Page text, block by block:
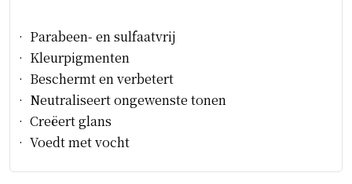
• Parabeen- en sulfaatvrij
• Kleurpigmenten
• Beschermt en verbetert
• Neutraliseert ongewenste tonen
• Creëert glans
• Voedt met vocht